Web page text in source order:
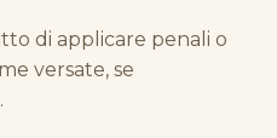
di applicare penali o
versate, se